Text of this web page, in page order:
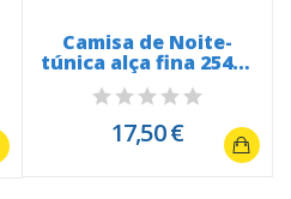
Camisa de Noite-
túnica alça fina 25413
Cetim...
17,50 €